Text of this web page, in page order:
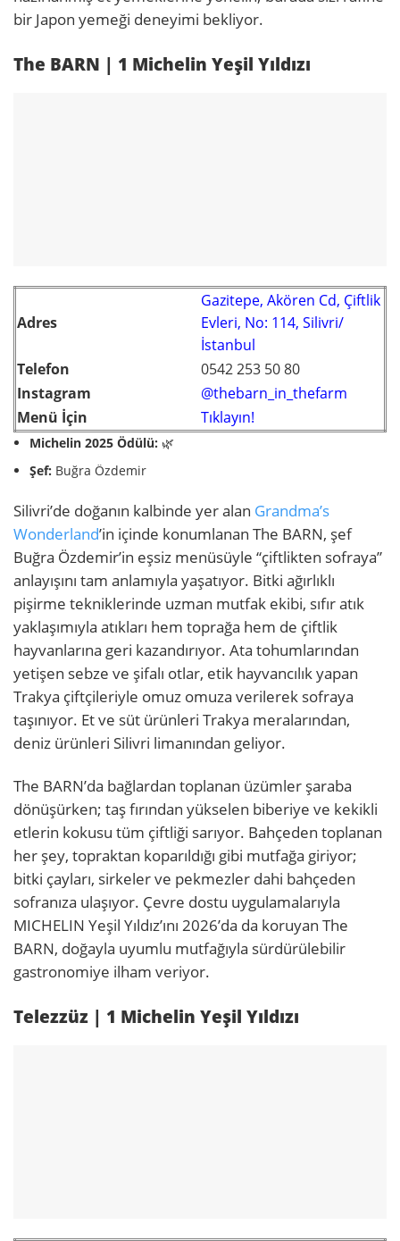
bir Japon yemeği deneyimi bekliyor.
The BARN | 1 Michelin Yeşil Yıldızı
Adres
Gazitepe, Akören Cd, Çiftlik
Evleri, No: 114, Silivri/
İstanbul
Telefon
0542 253 50 80
Instagram
@thebarn_in_thefarm
Menü İçin
Tıklayın!
Michelin 2025 Ödülü: 🌿
Şef: Buğra Özdemir
Silivri’de doğanın kalbinde yer alan Grandma’s
Wonderland’in içinde konumlanan The BARN, şef
Buğra Özdemir’in eşsiz menüsüyle “çiftlikten sofraya”
anlayışını tam anlamıyla yaşatıyor. Bitki ağırlıklı
pişirme tekniklerinde uzman mutfak ekibi, sıfır atık
yaklaşımıyla atıkları hem toprağa hem de çiftlik
hayvanlarına geri kazandırıyor. Ata tohumlarından
yetişen sebze ve şifalı otlar, etik hayvancılık yapan
Trakya çiftçileriyle omuz omuza verilerek sofraya
taşınıyor. Et ve süt ürünleri Trakya meralarından,
deniz ürünleri Silivri limanından geliyor.
The BARN’da bağlardan toplanan üzümler şaraba
dönüşürken; taş fırından yükselen biberiye ve kekikli
etlerin kokusu tüm çiftliği sarıyor. Bahçeden toplanan
her şey, topraktan koparıldığı gibi mutfağa giriyor;
bitki çayları, sirkeler ve pekmezler dahi bahçeden
sofranıza ulaşıyor. Çevre dostu uygulamalarıyla
MICHELIN Yeşil Yıldız’ını 2026’da da koruyan The
BARN, doğayla uyumlu mutfağıyla sürdürülebilir
gastronomiye ilham veriyor.
Telezzüz | 1 Michelin Yeşil Yıldızı